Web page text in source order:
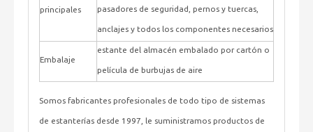
principales pasadores de seguridad, pernos y tuercas,
anclajes y todos los componentes necesarios
Embalaje
estante del almacén embalado por cartón o
película de burbujas de aire
Somos fabricantes profesionales de todo tipo de sistemas
de estanterías desde 1997, le suministramos productos de